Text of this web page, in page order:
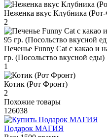
Неженка вкус Клубника
2
Печенье Funny Сat с какао и
гр. (Посольство вкусной еды)
1
Котик (Рот Фронт)
2
Похожие товары
126038
Подарок МАГИЯ